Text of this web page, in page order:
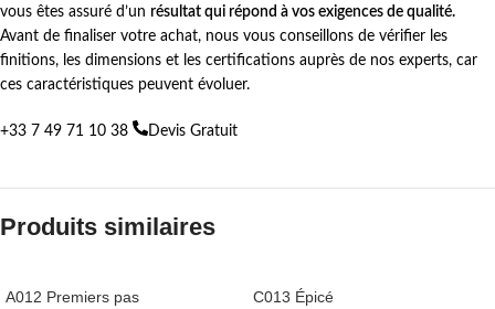
vous êtes assuré d’un résultat qui répond à vos exigences de qualité.
Avant de finaliser votre achat, nous vous conseillons de vérifier les
finitions, les dimensions et les certifications auprès de nos experts, car
ces caractéristiques peuvent évoluer.
+33 7 49 71 10 38 Devis Gratuit
Produits similaires
A012 Premiers pas C013 Épicé